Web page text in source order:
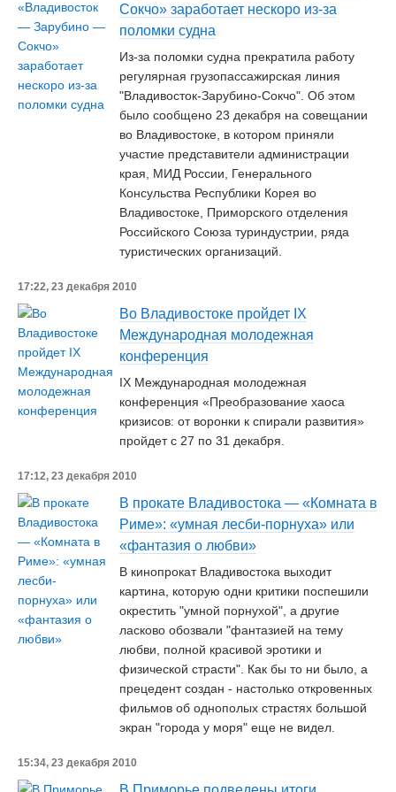
Сокчо» заработает нескоро из-за
поломки судна
Из-за поломки судна прекратила работу
регулярная грузопассажирская линия
"Владивосток-Зарубино-Сокчо". Об этом
было сообщено 23 декабря на совещании
во Владивостоке, в котором приняли
участие представители администрации
края, МИД России, Генерального
Консульства Республики Корея во
Владивостоке, Приморского отделения
Российского Союза туриндустрии, ряда
туристических организаций.
17:22, 23 декабря 2010
Во Владивостоке пройдет IX
Международная молодежная
конференция
IX Международная молодежная
конференция «Преобразование хаоса
кризисов: от воронки к спирали развития»
пройдет с 27 по 31 декабря.
17:12, 23 декабря 2010
В прокате Владивостока — «Комната в
Риме»: «умная лесби-порнуха» или
«фантазия о любви»
В кинопрокат Владивостока выходит
картина, которую одни критики поспешили
окрестить "умной порнухой", а другие
ласково обозвали "фантазией на тему
любви, полной красивой эротики и
физической страсти". Как бы то ни было, а
прецедент создан - настолько откровенных
фильмов об однополых страстях большой
экран "города у моря" еще не видел.
15:34, 23 декабря 2010